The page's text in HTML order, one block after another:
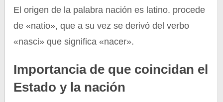
El origen de la palabra nación es latino. procede
de «natio», que a su vez se derivó del verbo
«nasci» que significa «nacer».
Importancia de que coincidan el
Estado y la nación